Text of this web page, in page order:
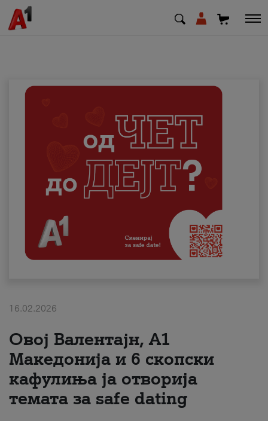
Деловни
Поддршка
Надополни кредит
Плати сметка
#ПодобарОнлајн
16.02.2026
Овој Валентајн, A1
Македонија и 6 скопски
кафулиња ја отворија
темата за safe dating